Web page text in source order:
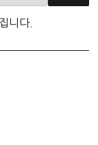
니다.